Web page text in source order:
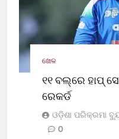
ଖେଳ
୧୧ ବଲ୍‌ରେ ହାପ୍
ରେକର୍ଡ
ଓଡ଼ିଶା ପରିକ୍ରମା
0